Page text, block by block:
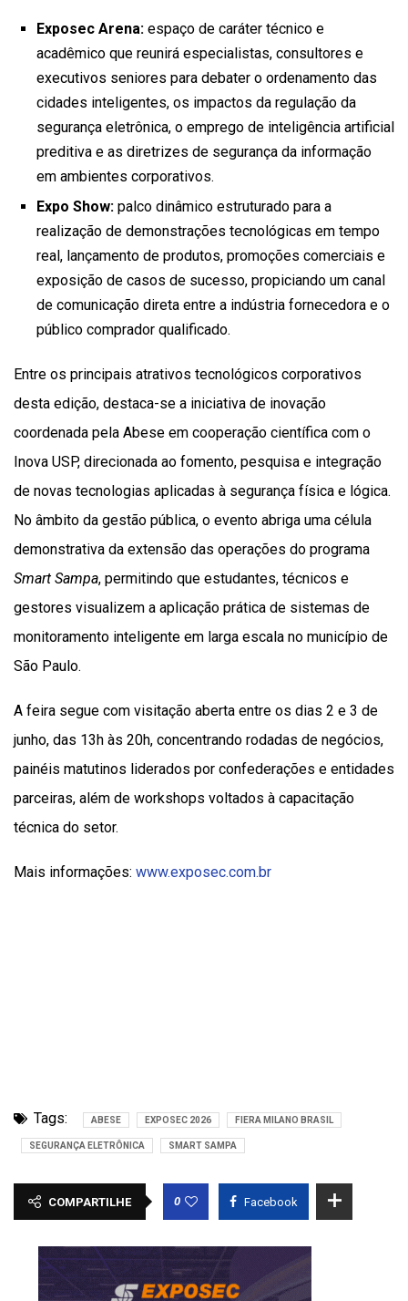
Exposec Arena: espaço de caráter técnico e
acadêmico que reunirá especialistas, consultores e
executivos seniores para debater o ordenamento das
cidades inteligentes, os impactos da regulação da
segurança eletrônica, o emprego de inteligência artificial
preditiva e as diretrizes de segurança da informação
em ambientes corporativos.
Expo Show: palco dinâmico estruturado para a
realização de demonstrações tecnológicas em tempo
real, lançamento de produtos, promoções comerciais e
exposição de casos de sucesso, propiciando um canal
de comunicação direta entre a indústria fornecedora e o
público comprador qualificado.
Entre os principais atrativos tecnológicos corporativos
desta edição, destaca-se a iniciativa de inovação
coordenada pela Abese em cooperação científica com o
Inova USP, direcionada ao fomento, pesquisa e integração
de novas tecnologias aplicadas à segurança física e lógica.
No âmbito da gestão pública, o evento abriga uma célula
demonstrativa da extensão das operações do programa
Smart Sampa, permitindo que estudantes, técnicos e
gestores visualizem a aplicação prática de sistemas de
monitoramento inteligente em larga escala no município de
São Paulo.
A feira segue com visitação aberta entre os dias 2 e 3 de
junho, das 13h às 20h, concentrando rodadas de negócios,
painéis matutinos liderados por confederações e entidades
parceiras, além de workshops voltados à capacitação
técnica do setor.
Mais informações: www.exposec.com.br
Tags: ABESE EXPOSEC 2026 FIERA MILANO BRASIL
SEGURANÇA ELETRÔNICA SMART SAMPA
COMPARTILHE 0 Facebook